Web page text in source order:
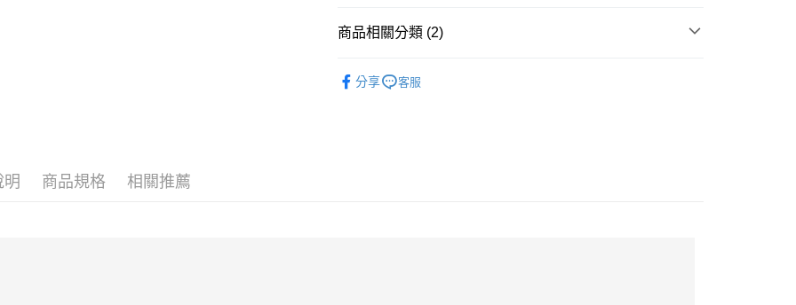
免運費
免運費
商品相關分類 (2)
分享 客服
明 商品規格 相關推薦